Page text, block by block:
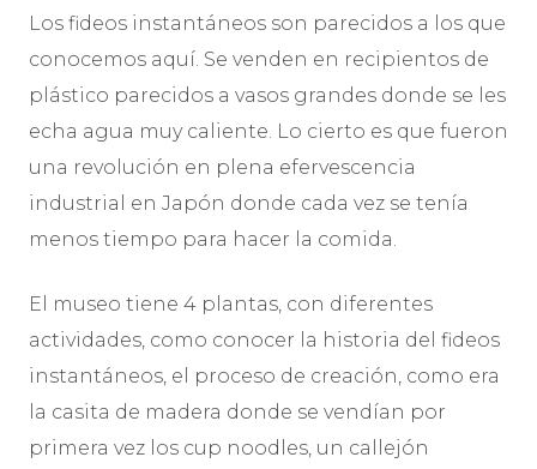
Los fideos instantáneos son parecidos a los que
conocemos aquí. Se venden en recipientos de
plástico parecidos a vasos grandes donde se les
echa agua muy caliente. Lo cierto es que fueron
una revolución en plena efervescencia
industrial en Japón donde cada vez se tenía
menos tiempo para hacer la comida.
El museo tiene 4 plantas, con diferentes
actividades, como conocer la historia del fideos
instantáneos, el proceso de creación, como era
la casita de madera donde se vendían por
primera vez los cup noodles, un callejón